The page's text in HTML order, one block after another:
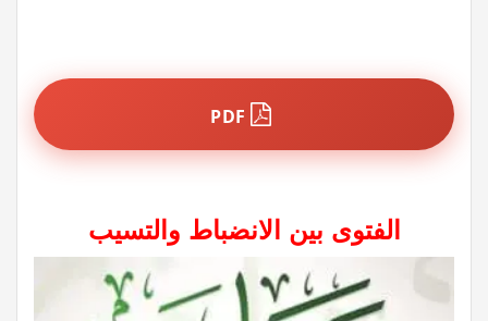
الفتوى بين الانضباط والتسيب